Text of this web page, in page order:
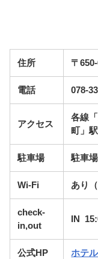
住所 〒
電話 078-
アクセス
各線
町」
駐車場 駐車
Wi-Fi あり（
check-
in,out
IN
公式HP ホテ